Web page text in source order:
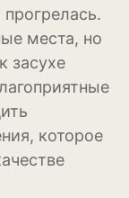
места, но
засухе
которое